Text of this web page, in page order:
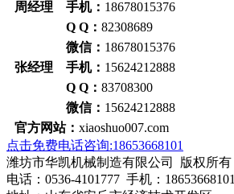
周经理 手机： 18678015376
Q Q： 82308689
微信： 18678015376
张经理 手机： 15624212888
Q Q： 83708300
微信： 15624212888
官方网站： xiaoshuo007.com
点击免费电话咨询:18653668101
潍坊市华凯机械制造有限公司 版权所有
电话：0536-4101777 手机：18653668101